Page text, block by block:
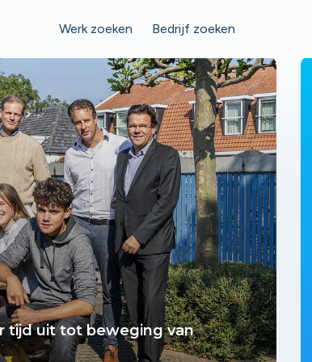
Werk zoeken Bedrijf zoeken
tijd uit tot beweging van